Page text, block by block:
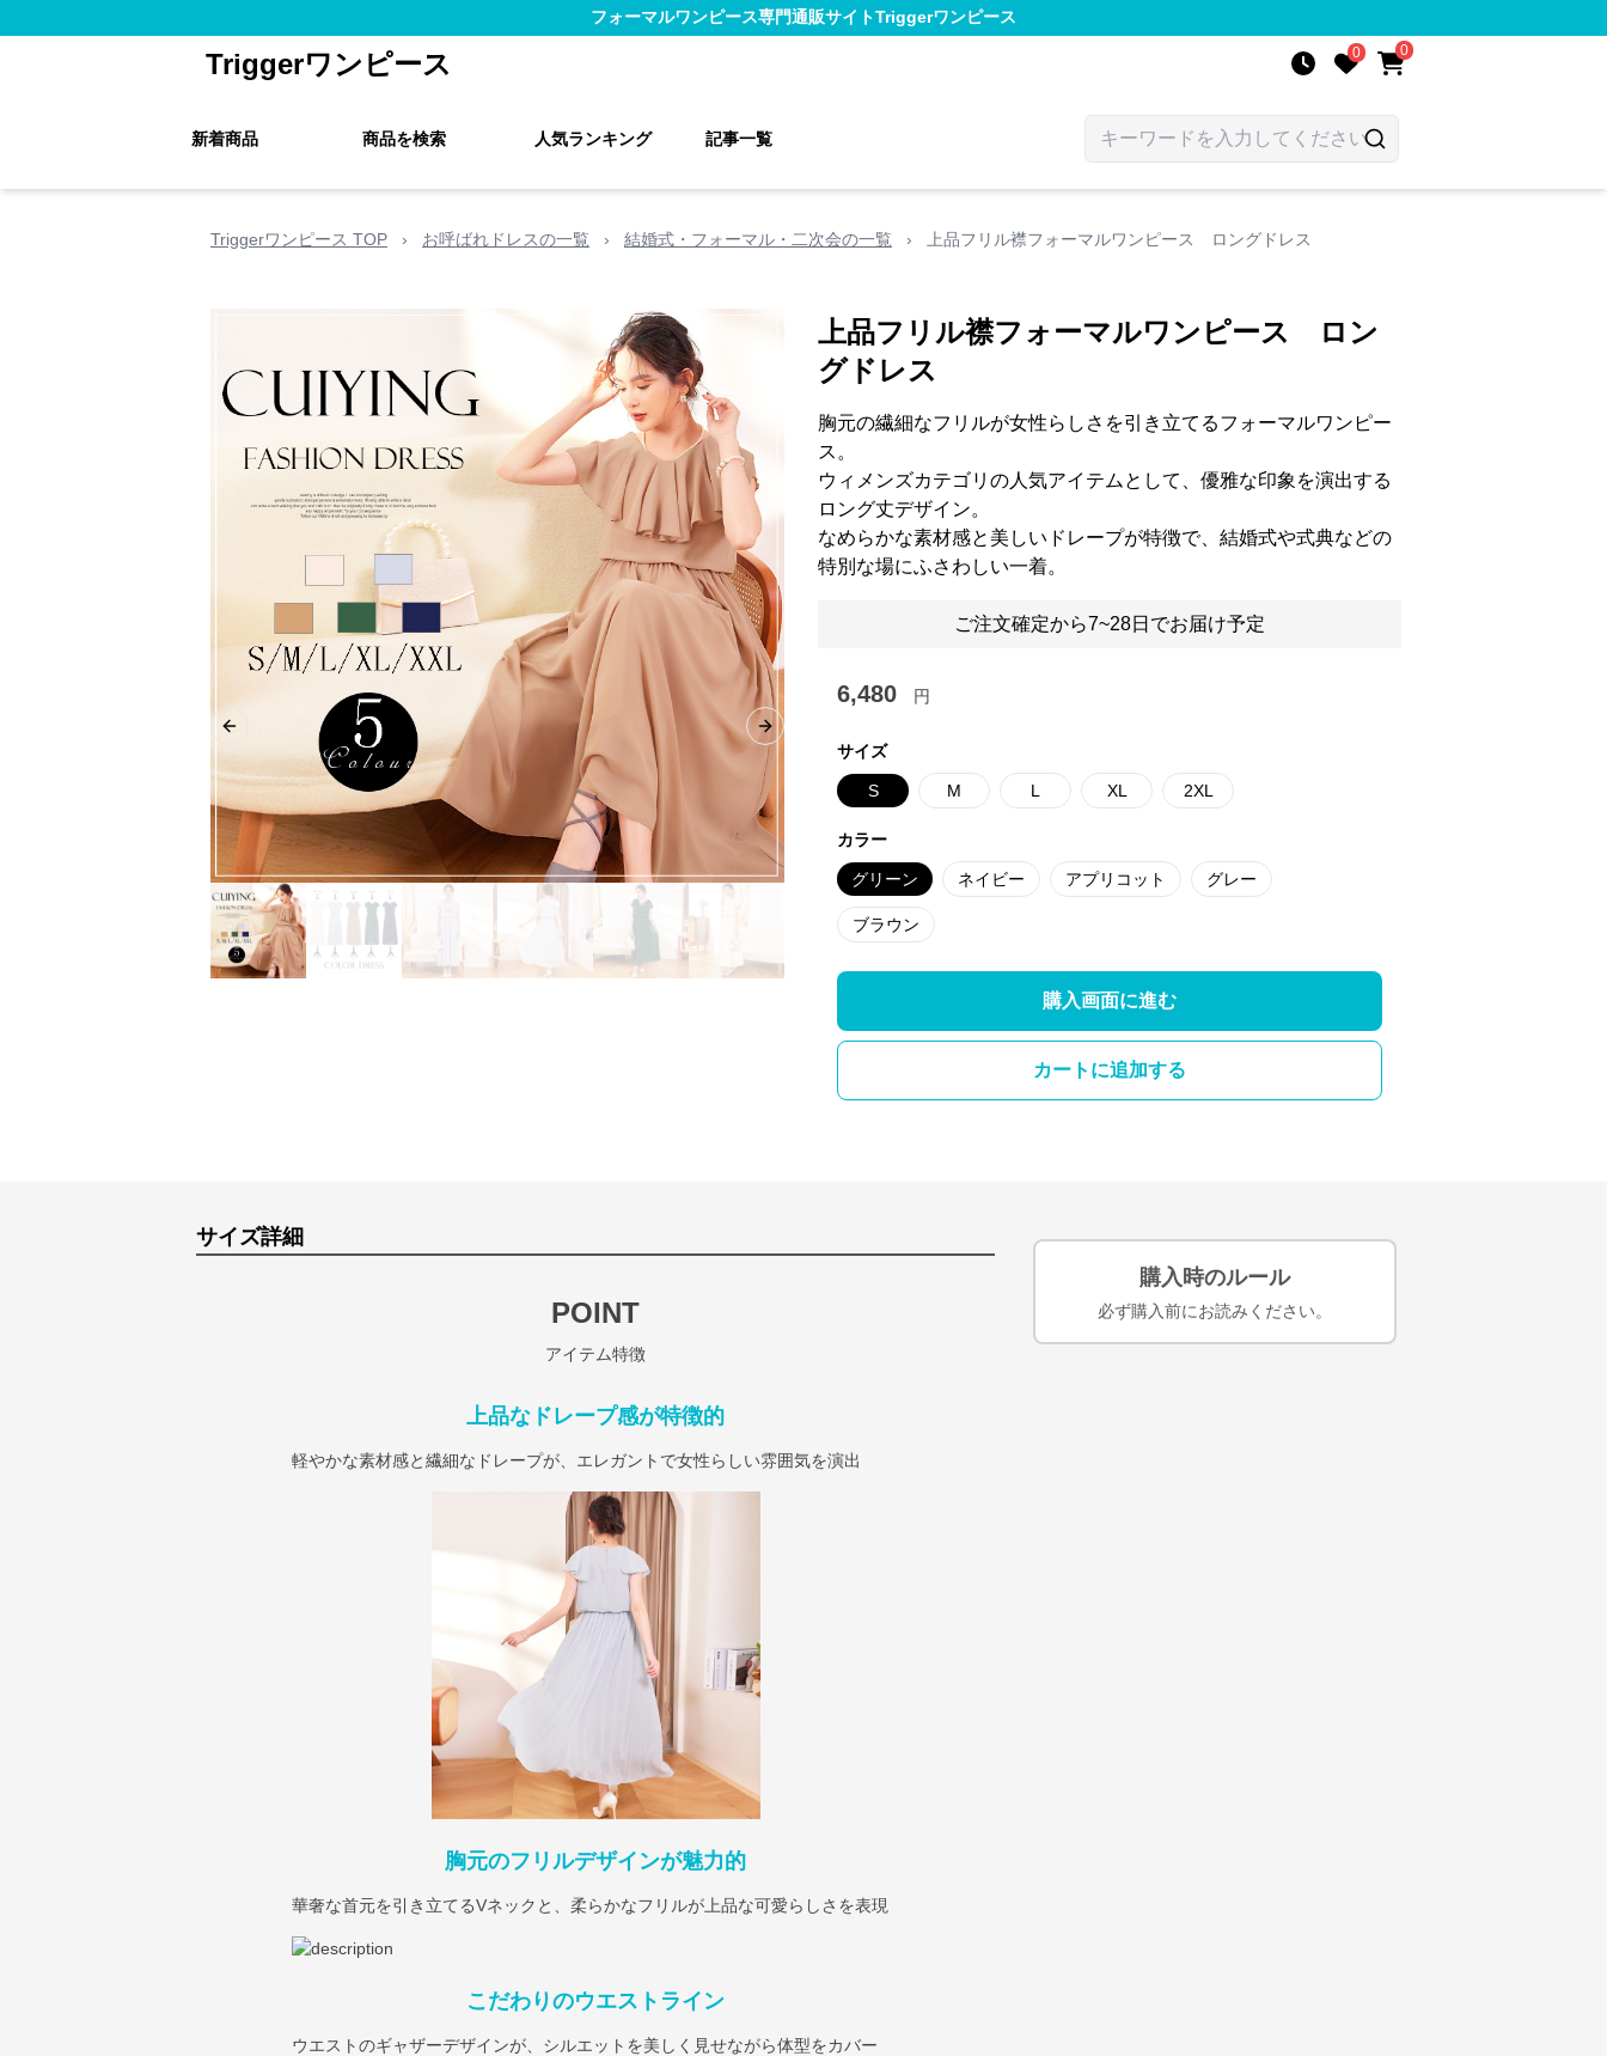
フォーマルワンピース専門通販サイトTriggerワンピース
Triggerワンピース 0 0
新着商品 商品を検索 人気ランキング 記事一覧
Triggerワンピース TOP › お呼ばれドレスの一覧 › 結婚式・フォーマル・二次会の一覧 › 上品フリル襟フォーマルワンピース ロングドレス
Previous slide Next slide
上品フリル襟フォーマルワンピース ロン
グドレス
胸元の繊細なフリルが女性らしさを引き立てるフォーマルワンピー
ス。
ウィメンズカテゴリの人気アイテムとして、優雅な印象を演出する
ロング丈デザイン。
なめらかな素材感と美しいドレープが特徴で、結婚式や式典などの
特別な場にふさわしい一着。
ご注文確定から7~28日でお届け予定
6,480 円
サイズ
S M L XL 2XL
カラー
グリーン ネイビー アプリコット グレー
ブラウン
購入画面に進む
カートに追加する
サイズ詳細
POINT
アイテム特徴
上品なドレープ感が特徴的
軽やかな素材感と繊細なドレープが、エレガントで女性らしい雰囲気を演出
胸元のフリルデザインが魅力的
華奢な首元を引き立てるVネックと、柔らかなフリルが上品な可愛らしさを表現
こだわりのウエストライン
ウエストのギャザーデザインが、シルエットを美しく見せながら体型をカバー
購入時のルール
必ず購入前にお読みください。